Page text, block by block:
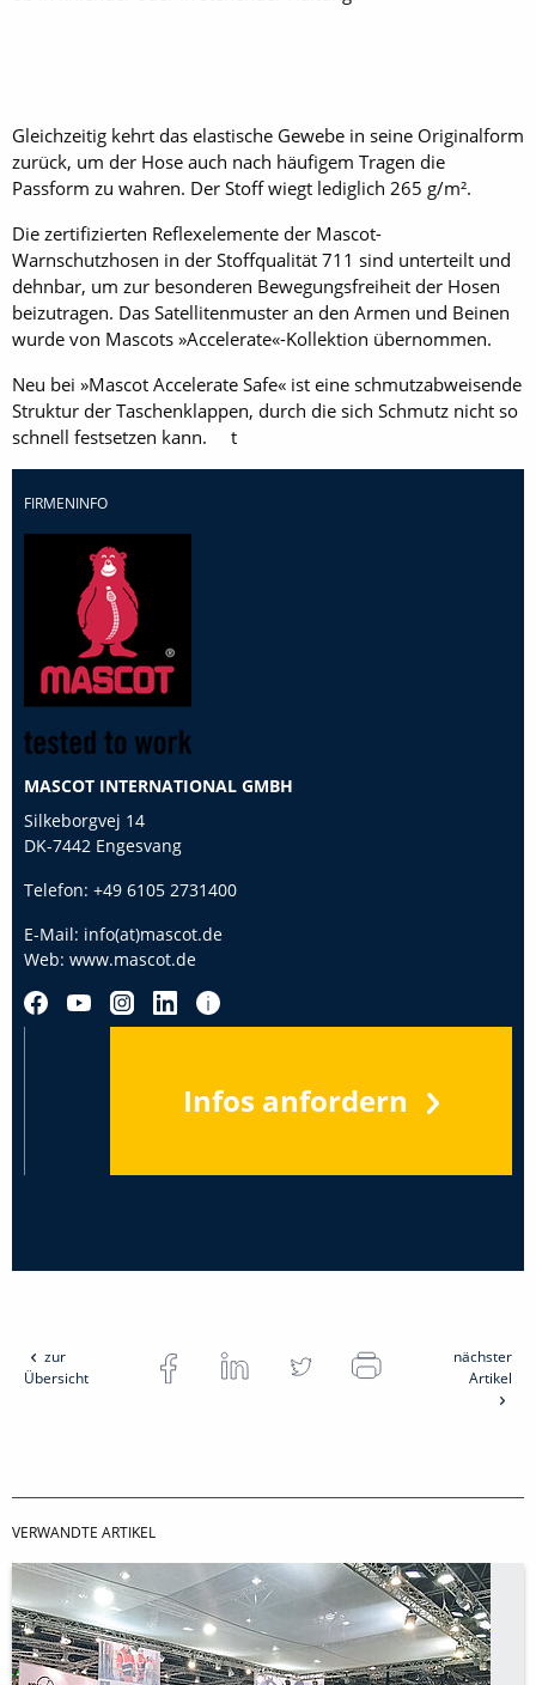
Gleichzeitig kehrt das elastische Gewebe in seine Originalform
zurück, um der Hose auch nach häufigem Tragen die
Passform zu wahren. Der Stoff wiegt lediglich 265 g/m².
Die zertifizierten Reflexelemente der Mascot-
Warnschutzhosen in der Stoffqualität 711 sind unterteilt und
dehnbar, um zur besonderen Bewegungsfreiheit der Hosen
beizutragen. Das Satellitenmuster an den Armen und Beinen
wurde von Mascots »Accelerate«-Kollektion übernommen.
Neu bei »Mascot Accelerate Safe« ist eine schmutzabweisende
Struktur der Taschenklappen, durch die sich Schmutz nicht so
schnell festsetzen kann. t
FIRMENINFO
MASCOT INTERNATIONAL GMBH
Silkeborgvej 14
DK-7442 Engesvang
Telefon: +49 6105 2731400
E-Mail: info(at)mascot.de
Web: www.mascot.de
Infos anfordern
zur
Übersicht
nächster
Artikel
VERWANDTE ARTIKEL